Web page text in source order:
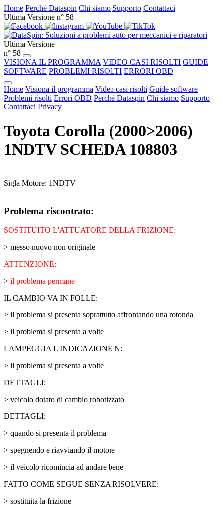
Home Perchè Dataspin Chi siamo Supporto Contattaci
Ultima Versione n° 58
Ultima Versione
n° 58
VISIONA IL PROGRAMMA VIDEO CASI RISOLTI GUIDE
SOFTWARE PROBLEMI RISOLTI ERRORI OBD
Home Visiona il programma Video casi risolti Guide software
Problemi risolti Errori OBD Perchè Dataspin Chi siamo Supporto
Contattaci Privacy
Toyota Corolla (2000>2006)
1NDTV SCHEDA 108803
Sigla Motore: 1NDTV
Problema riscontrato:
SOSTITUITO L'ATTUATORE DELLA FRIZIONE:
> messo nuovo non originale
ATTENZIONE:
> il problema permane
IL CAMBIO VA IN FOLLE:
> il problema si presenta soprattutto affrontando una rotonda
> il problema si presenta a volte
LAMPEGGIA L'INDICAZIONE N:
> il problema si presenta a volte
DETTAGLI:
> veicolo dotato di cambio robotizzato
DETTAGLI:
> quando si presenta il problema
> spegnendo e riavviando il motore
> il veicolo ricomincia ad andare bene
FATTO COME SEGUE SENZA RISOLVERE:
> sostituita la frizione